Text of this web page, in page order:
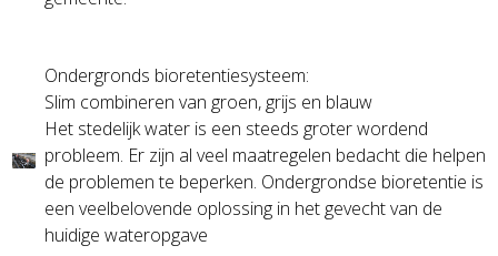
Ondergronds bioretentiesysteem:
Slim combineren van groen, grijs en blauw
Het stedelijk water is een steeds groter wordend
probleem. Er zijn al veel maatregelen bedacht die helpen
de problemen te beperken. Ondergrondse bioretentie is
een veelbelovende oplossing in het gevecht van de
huidige wateropgave